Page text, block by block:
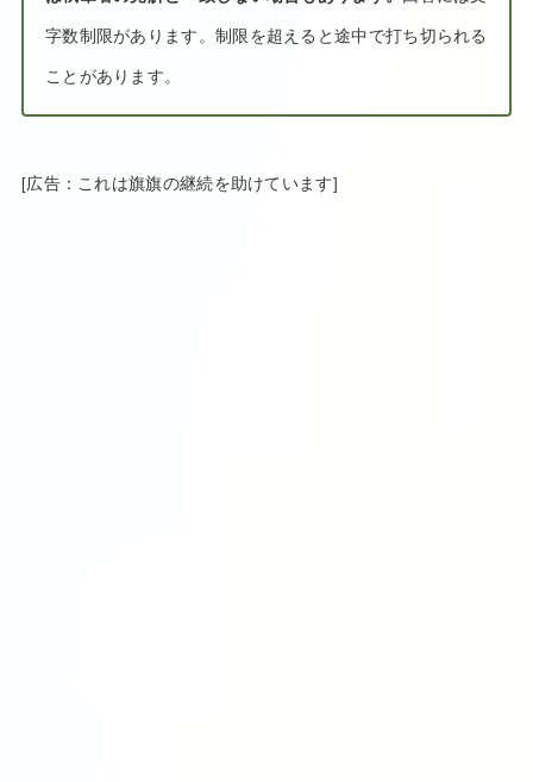
字数制限があります。制限を超えると途中で打ち切られる
ことがあります。
[広告：これは旗旗の継続を助けています]